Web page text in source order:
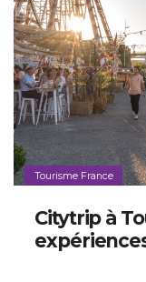
Tourisme France
Citytrip à